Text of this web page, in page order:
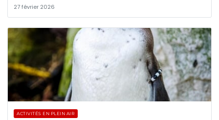
27 février 2026
ACTIVITÉS EN PLEIN AIR